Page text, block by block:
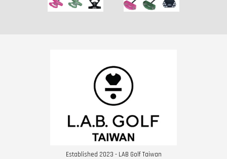
Established 2023 - LAB Golf Taiwan